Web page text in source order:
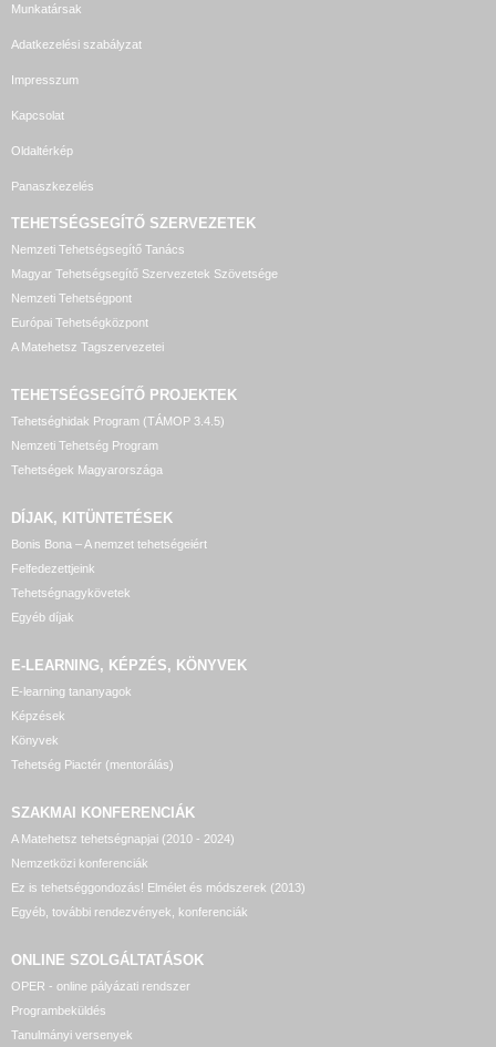
Munkatársak
Adatkezelési szabályzat
Impresszum
Kapcsolat
Oldaltérkép
Panaszkezelés
TEHETSÉGSEGÍTŐ SZERVEZETEK
Nemzeti Tehetségsegítő Tanács
Magyar Tehetségsegítő Szervezetek Szövetsége
Nemzeti Tehetségpont
Európai Tehetségközpont
A Matehetsz Tagszervezetei
TEHETSÉGSEGÍTŐ PROJEKTEK
Tehetséghidak Program (TÁMOP 3.4.5)
Nemzeti Tehetség Program
Tehetségek Magyarországa
DÍJAK, KITÜNTETÉSEK
Bonis Bona – A nemzet tehetségeiért
Felfedezettjeink
Tehetségnagykövetek
Egyéb díjak
E-LEARNING, KÉPZÉS, KÖNYVEK
E-learning tananyagok
Képzések
Könyvek
Tehetség Piactér (mentorálás)
SZAKMAI KONFERENCIÁK
A Matehetsz tehetségnapjai (2010 - 2024)
Nemzetközi konferenciák
Ez is tehetséggondozás! Elmélet és módszerek (2013)
Egyéb, további rendezvények, konferenciák
ONLINE SZOLGÁLTATÁSOK
OPER - online pályázati rendszer
Programbeküldés
Tanulmányi versenyek